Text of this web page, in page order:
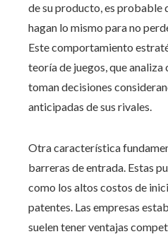
de su producto, es probable
hagan lo mismo para no
Este comportamiento
teoría de juegos, que analiza
toman decisiones
anticipadas de sus rivales.
Otra característica
barreras de entrada. Estas
como los altos costos de
patentes. Las empresas
suelen tener ventajas